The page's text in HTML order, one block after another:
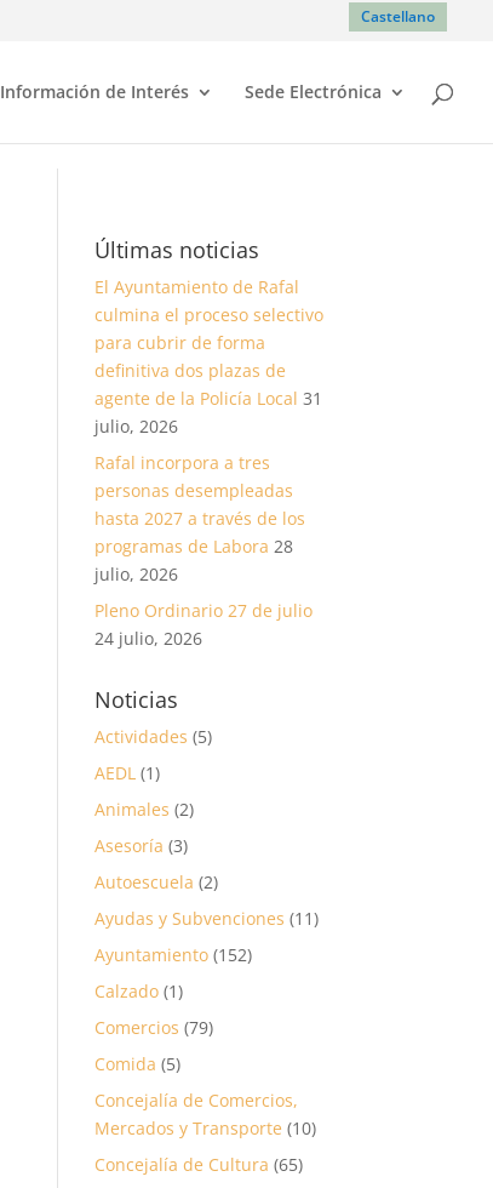
Castellano
Información de Interés Sede Electrónica
Últimas noticias
El Ayuntamiento de Rafal
culmina el proceso selectivo
para cubrir de forma
definitiva dos plazas de
agente de la Policía Local 31
julio, 2026
Rafal incorpora a tres
personas desempleadas
hasta 2027 a través de los
programas de Labora 28
julio, 2026
Pleno Ordinario 27 de julio
24 julio, 2026
Noticias
Actividades (5)
AEDL (1)
Animales (2)
Asesoría (3)
Autoescuela (2)
Ayudas y Subvenciones (11)
Ayuntamiento (152)
Calzado (1)
Comercios (79)
Comida (5)
Concejalía de Comercios,
Mercados y Transporte (10)
Concejalía de Cultura (65)